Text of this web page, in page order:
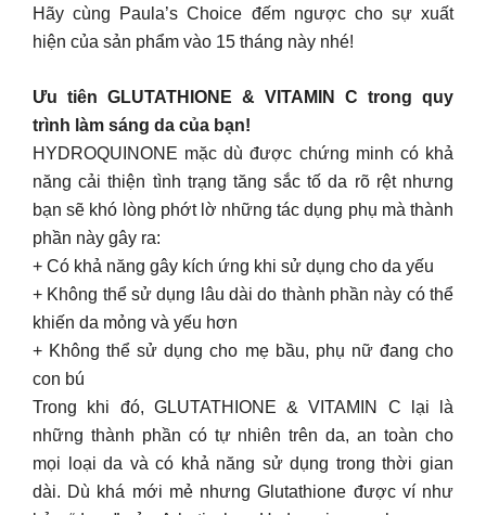
Hãy cùng Paula’s Choice đếm ngược cho sự xuất
hiện của sản phẩm vào 15 tháng này nhé!
Ưu tiên GLUTATHIONE & VITAMIN C trong quy
trình làm sáng da của bạn!
HYDROQUINONE mặc dù được chứng minh có khả
năng cải thiện tình trạng tăng sắc tố da rõ rệt nhưng
bạn sẽ khó lòng phớt lờ những tác dụng phụ mà thành
phần này gây ra:
+ Có khả năng gây kích ứng khi sử dụng cho da yếu
+ Không thể sử dụng lâu dài do thành phần này có thể
khiến da mỏng và yếu hơn
+ Không thể sử dụng cho mẹ bầu, phụ nữ đang cho
con bú
Trong khi đó, GLUTATHIONE & VITAMIN C lại là
những thành phần có tự nhiên trên da, an toàn cho
mọi loại da và có khả năng sử dụng trong thời gian
dài. Dù khá mới mẻ nhưng Glutathione được ví như